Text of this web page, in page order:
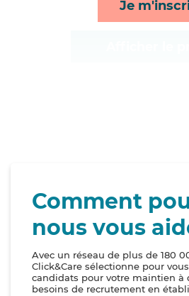
Je
Comment
nous vous
Avec un réseau de plus de 180
Click&Care sélectionne pour
candidats pour votre maintien à
besoins de recrutement en